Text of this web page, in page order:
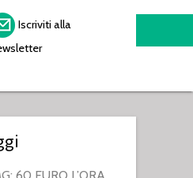
Iscriviti alla